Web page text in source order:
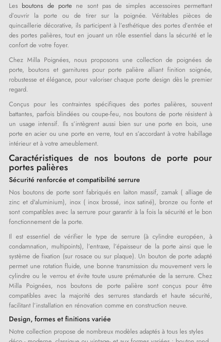
Les boutons de portene sont pas de simples accessoires permettant
d’ouvrir la porte ou de tirer sur la poignée. Véritables pièces de
quincaillerie décorative, ils participent à l’esthétique des portes d’entrée et
des portes palières, tout en jouant un rôle essentiel dans la sécurité et le
confort de votre foyer.
Chez Milla Poignées, nous proposons une collection de poignées de
porte, boutons et garnitures pour porte palière alliant finition soignée,
robustesse et élégance, pour valoriser chaque porte design dès le premier
regard.
Conçus pour les contraintes spécifiques des portes palières, souvent
battantes, parfois blindées ou coupe-feu, nos boutons de porte résistent à
un usage intensif. Ils s’intègrent aussi bien sur une porte en bois, une
porte en acier ou une porte en verre, tout en s’accordant à votre habillage
intérieur et à votre ameublement.
Caractéristiques de nos boutons de porte pour
portes palières
Sécurité renforcée et compatibilité serrure
Nos boutons de porte sont fabriqués en laiton massif, zamak ( alliage de
zinc et d'aluminium), inox ( inox brossé, inox satiné), bronze ou fonte et
sont compatibles avec la serrure pour garantir à la fois la sécurité et le bon
fonctionnement de la porte.
Il est essentiel de vérifier le type de serrure (à cylindre européen, à
condamnation, multipoints), l’entraxe, l’épaisseur de la porte ainsi que le
système de fixation (sur rosace ou sur plaque). Un bouton de porte adapté
permet une rotation fluide, une bonne transmission du mouvement vers le
cylindre ou le verrou et évite toute usure prématurée de la serrure. Chez
Milla Poignées, nos boutons de porte palière sont conçus pour être
compatibles avec la majorité des serrures standards et haute sécurité,
facilitant l’installation en rénovation comme en construction neuve.
Design, formes et finitions variée
Notre collection propose de nombreux modèles adaptés à tous les styles